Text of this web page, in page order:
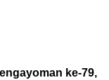
ke-79,